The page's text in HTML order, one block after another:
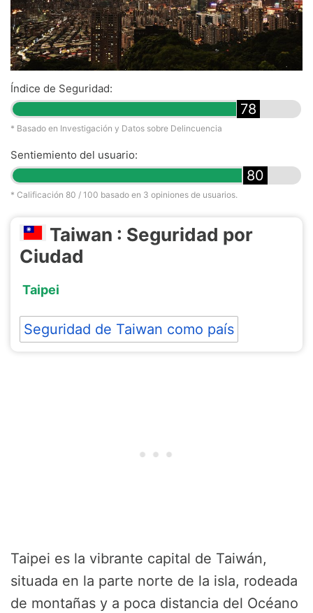
Índice de Seguridad:
78
* Basado en Investigación y Datos sobre Delincuencia
Sentiemiento del usuario:
80
* Calificación 80 / 100 basado en 3 opiniones de usuarios.
Taiwan : Seguridad por
Ciudad
Taipei
Seguridad de Taiwan como país
Taipei es la vibrante capital de Taiwán,
situada en la parte norte de la isla, rodeada
de montañas y a poca distancia del Océano